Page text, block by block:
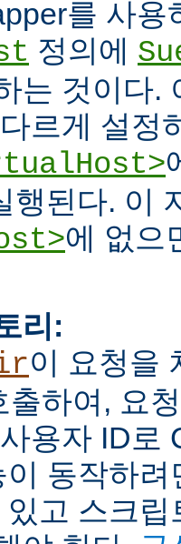
를 사용
정의에
는 것이다.
르게 설정
행된다. 이
에 없으
리:
이 요청을
출하여, 요
용자 ID로
동작하
있고 스크